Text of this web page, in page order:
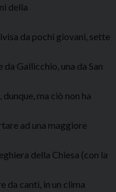
della
da pochi giovani, sette
Gallicchio, una da San
ma ciò non ha
ad una maggiore
della Chiesa (con la
da canti, in un clima